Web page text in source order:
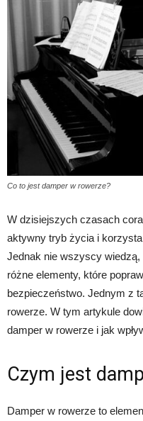
Co to jest damper w rowerze?
W dzisiejszych czasach
aktywny tryb życia i
Jednak nie wszyscy
różne elementy, które
bezpieczeństwo. Jednym z
rowerze. W tym artykule
damper w rowerze i jak
Czym jest
Damper w rowerze to